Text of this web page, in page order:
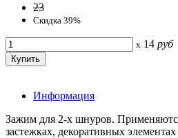
23
Скидка 39%
x 14 руб
Информация
Зажим для 2-х шнуров.
застежках, декоративных